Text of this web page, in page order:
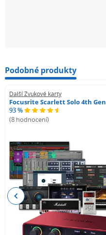
Podobné produkty
Další Zvukové karty
Focusrite Scarlett Solo 4th Gen
93 %
(8 hodnocení)
Previous